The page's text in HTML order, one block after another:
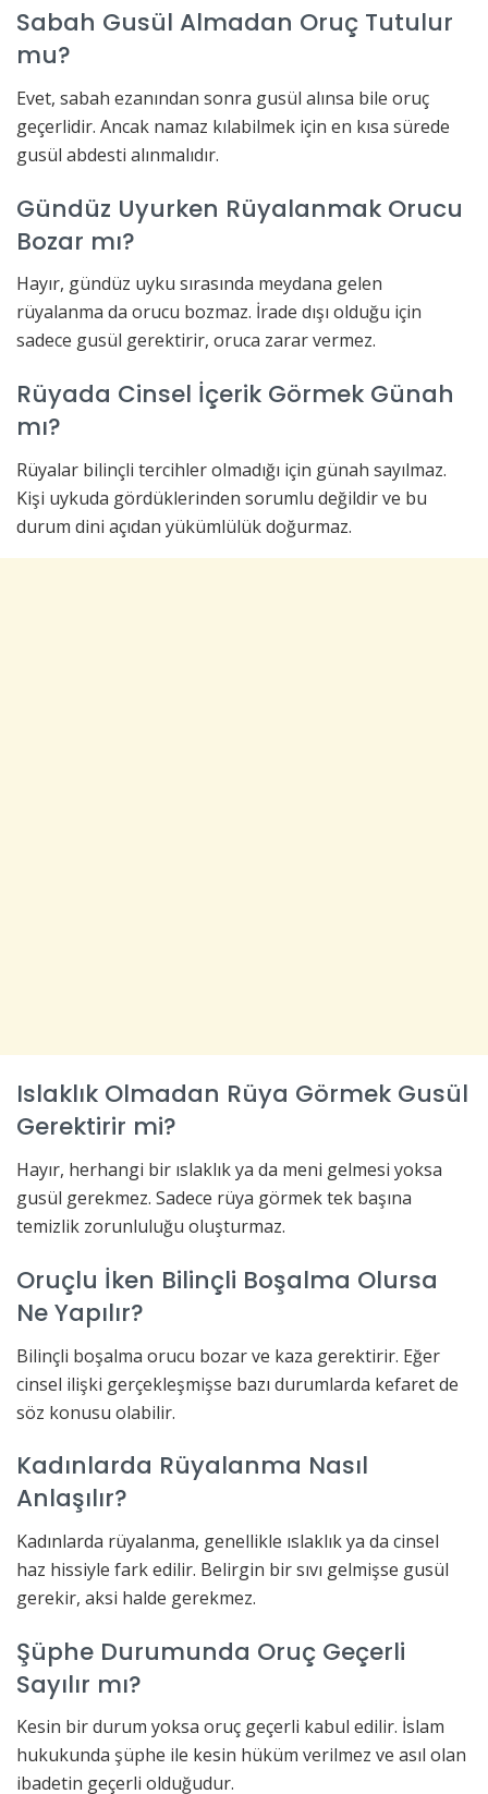
Sabah Gusül Almadan Oruç Tutulur
mu?
Evet, sabah ezanından sonra gusül alınsa bile oruç
geçerlidir. Ancak namaz kılabilmek için en kısa sürede
gusül abdesti alınmalıdır.
Gündüz Uyurken Rüyalanmak Orucu
Bozar mı?
Hayır, gündüz uyku sırasında meydana gelen
rüyalanma da orucu bozmaz. İrade dışı olduğu için
sadece gusül gerektirir, oruca zarar vermez.
Rüyada Cinsel İçerik Görmek Günah
mı?
Rüyalar bilinçli tercihler olmadığı için günah sayılmaz.
Kişi uykuda gördüklerinden sorumlu değildir ve bu
durum dini açıdan yükümlülük doğurmaz.
Islaklık Olmadan Rüya Görmek Gusül
Gerektirir mi?
Hayır, herhangi bir ıslaklık ya da meni gelmesi yoksa
gusül gerekmez. Sadece rüya görmek tek başına
temizlik zorunluluğu oluşturmaz.
Oruçlu İken Bilinçli Boşalma Olursa
Ne Yapılır?
Bilinçli boşalma orucu bozar ve kaza gerektirir. Eğer
cinsel ilişki gerçekleşmişse bazı durumlarda kefaret de
söz konusu olabilir.
Kadınlarda Rüyalanma Nasıl
Anlaşılır?
Kadınlarda rüyalanma, genellikle ıslaklık ya da cinsel
haz hissiyle fark edilir. Belirgin bir sıvı gelmişse gusül
gerekir, aksi halde gerekmez.
Şüphe Durumunda Oruç Geçerli
Sayılır mı?
Kesin bir durum yoksa oruç geçerli kabul edilir. İslam
hukukunda şüphe ile kesin hüküm verilmez ve asıl olan
ibadetin geçerli olduğudur.